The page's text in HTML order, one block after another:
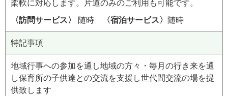
柔軟に対応します。片道のみのご利用も可能です。
〈訪問サービス〉 随時 〈宿泊サービス〉 随時
特記事項
地域行事への参加を通し地域の方々・毎月の行き来を通
し保育所の子供達との交流を支援し世代間交流の場を提
供致します